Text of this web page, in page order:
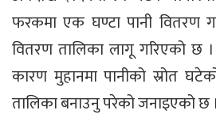
फरकमा एक घण्टा पानी वितरण
वितरण तालिका लागू गरिएको छ
कारण मुहानमा पानीको स्रोत
तालिका बनाउनु परेको जनाइएको छ ।